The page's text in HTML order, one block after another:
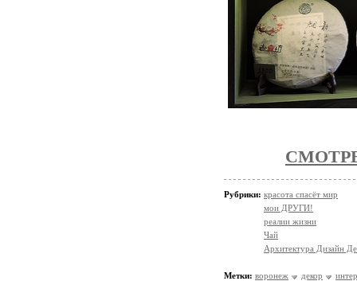
Рубрики: красота спасёт мир
мои ДРУГИ!
реалии жизни
Чай
Архитектура Дизайн
Метки: воронеж декор